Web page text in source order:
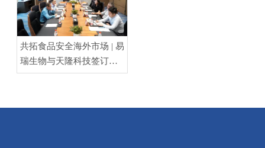
共拓食品安全海外市场 | 易
瑞生物与天隆科技签订战
略合作协议